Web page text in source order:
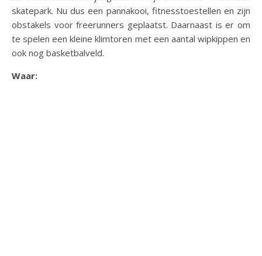
skatepark. Nu dus een pannakooi, fitnesstoestellen en zijn
obstakels voor freerunners geplaatst. Daarnaast is er om
te spelen een kleine klimtoren met een aantal wipkippen en
ook nog basketbalveld.
Waar: